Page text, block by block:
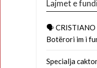
Lajmet e
🗣 CRISTIANO
Botërori im i
Specialja